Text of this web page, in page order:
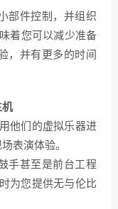
部件控制，并组织
着您可以减少准备
，并有更多的时间
机
他们的虚拟乐器进
表演体验。
手甚至是前台工程
为您提供无与伦比